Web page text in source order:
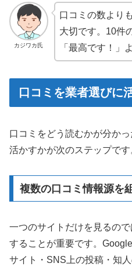
カジワカ氏
口コミの数より
大切です。10件
「最高です！」
口コミを業者選びに
口コミをどう読むかが分か
活かすかが次のステップです
複数の口コミ情報源を
一つのサイトだけを見るの
することが重要です。
サイト・SNS上の投稿・知